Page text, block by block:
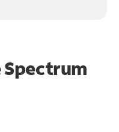
Spectrum